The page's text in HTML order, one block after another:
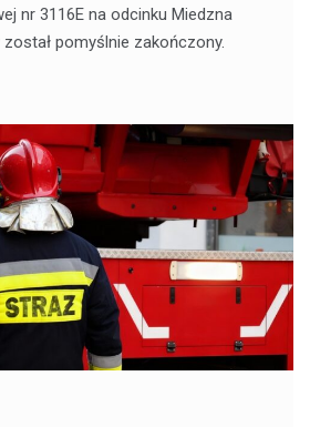
nr 3116E na odcinku Miedzna
pomyślnie zakończony.